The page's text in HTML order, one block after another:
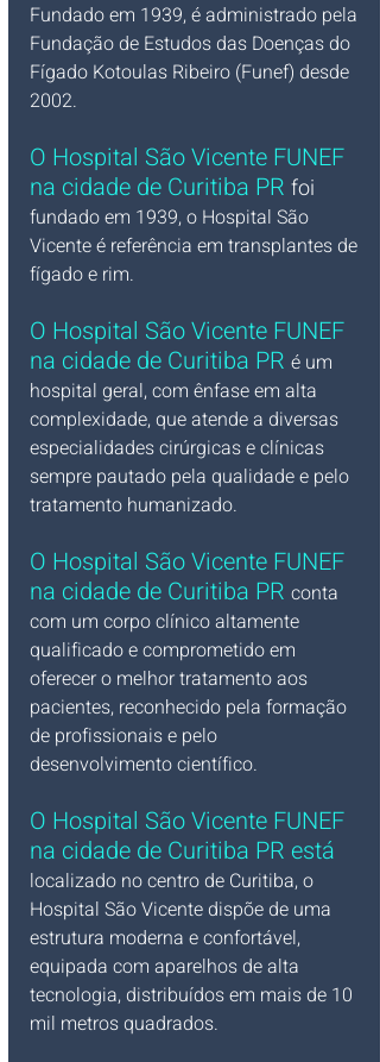
Fundado em 1939, é administrado pela
Fundação de Estudos das Doenças do
Fígado Kotoulas Ribeiro (Funef) desde
2002.
O Hospital São Vicente FUNEF
na cidade de Curitiba PR foi
fundado em 1939, o Hospital São
Vicente é referência em transplantes de
fígado e rim.
O Hospital São Vicente FUNEF
na cidade de Curitiba PR é um
hospital geral, com ênfase em alta
complexidade, que atende a diversas
especialidades cirúrgicas e clínicas
sempre pautado pela qualidade e pelo
tratamento humanizado.
O Hospital São Vicente FUNEF
na cidade de Curitiba PR conta
com um corpo clínico altamente
qualificado e comprometido em
oferecer o melhor tratamento aos
pacientes, reconhecido pela formação
de profissionais e pelo
desenvolvimento científico.
O Hospital São Vicente FUNEF
na cidade de Curitiba PR está
localizado no centro de Curitiba, o
Hospital São Vicente dispõe de uma
estrutura moderna e confortável,
equipada com aparelhos de alta
tecnologia, distribuídos em mais de 10
mil metros quadrados.